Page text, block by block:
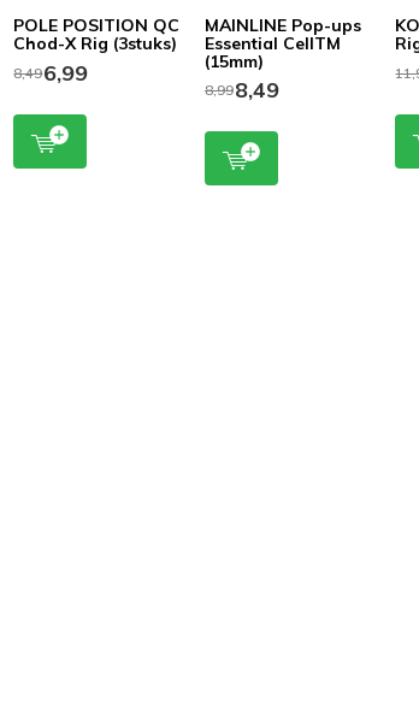
POLE POSITION QC
Chod-X Rig (3stuks)
8,496,99
MAINLINE Pop-ups
Essential CellTM
(15mm)
8,998,49